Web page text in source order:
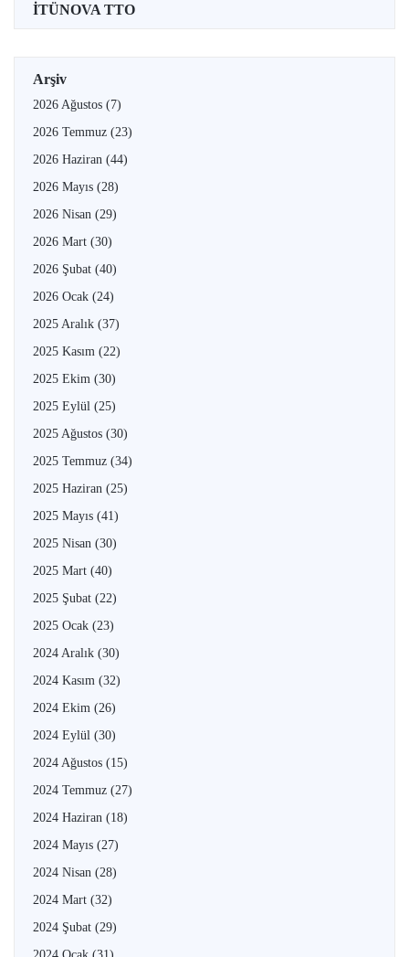
İTÜNOVA TTO
Arşiv
2026 Ağustos (7)
2026 Temmuz (23)
2026 Haziran (44)
2026 Mayıs (28)
2026 Nisan (29)
2026 Mart (30)
2026 Şubat (40)
2026 Ocak (24)
2025 Aralık (37)
2025 Kasım (22)
2025 Ekim (30)
2025 Eylül (25)
2025 Ağustos (30)
2025 Temmuz (34)
2025 Haziran (25)
2025 Mayıs (41)
2025 Nisan (30)
2025 Mart (40)
2025 Şubat (22)
2025 Ocak (23)
2024 Aralık (30)
2024 Kasım (32)
2024 Ekim (26)
2024 Eylül (30)
2024 Ağustos (15)
2024 Temmuz (27)
2024 Haziran (18)
2024 Mayıs (27)
2024 Nisan (28)
2024 Mart (32)
2024 Şubat (29)